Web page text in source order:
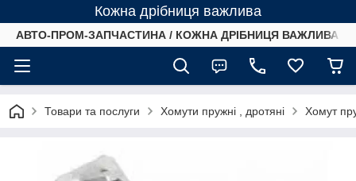
Кожна дрібниця важлива
АВТО-ПРОМ-ЗАПЧАСТИНА / КОЖНА ДРІБНИЦЯ ВАЖЛИВА /
Товари та послуги Хомути пружні , дротяні Хомут